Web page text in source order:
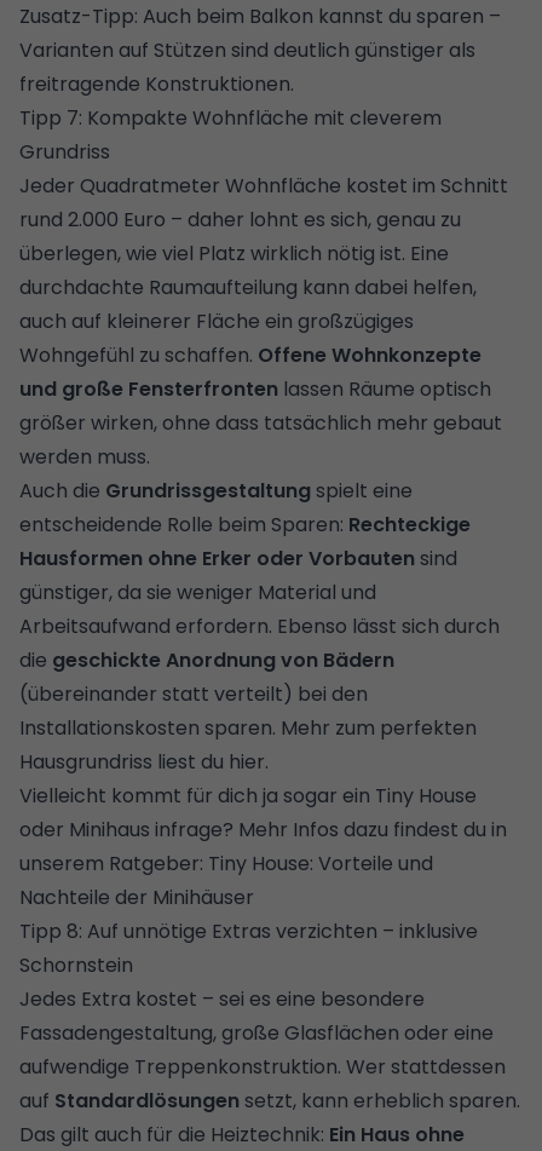
Zusatz-Tipp: Auch beim Balkon kannst du sparen –
Varianten auf Stützen sind deutlich günstiger als
freitragende Konstruktionen.
Tipp 7: Kompakte Wohnfläche mit cleverem
Grundriss
Jeder Quadratmeter Wohnfläche kostet im Schnitt
rund 2.000 Euro – daher lohnt es sich, genau zu
überlegen, wie viel Platz wirklich nötig ist. Eine
durchdachte Raumaufteilung kann dabei helfen,
auch auf kleinerer Fläche ein großzügiges
Wohngefühl zu schaffen. Offene Wohnkonzepte
und große Fensterfronten lassen Räume optisch
größer wirken, ohne dass tatsächlich mehr gebaut
werden muss.
Auch die Grundrissgestaltung spielt eine
entscheidende Rolle beim Sparen: Rechteckige
Hausformen ohne Erker oder Vorbauten sind
günstiger, da sie weniger Material und
Arbeitsaufwand erfordern. Ebenso lässt sich durch
die geschickte Anordnung von Bädern
(übereinander statt verteilt) bei den
Installationskosten sparen. Mehr zum perfekten
Hausgrundriss liest du hier.
Vielleicht kommt für dich ja sogar ein Tiny House
oder Minihaus infrage? Mehr Infos dazu findest du in
unserem Ratgeber: Tiny House: Vorteile und
Nachteile der Minihäuser
Tipp 8: Auf unnötige Extras verzichten – inklusive
Schornstein
Jedes Extra kostet – sei es eine besondere
Fassadengestaltung, große Glasflächen oder eine
aufwendige Treppenkonstruktion. Wer stattdessen
auf Standardlösungen setzt, kann erheblich sparen.
Das gilt auch für die Heiztechnik: Ein Haus ohne